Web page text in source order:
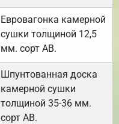
Евровагонка камерной
сушки толщиной 12,5
мм. сорт АВ.
Шпунтованная доска
камерной сушки
толщиной 35-36 мм.
сорт АВ.